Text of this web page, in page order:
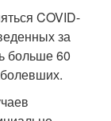
COVID-
за
больше 60